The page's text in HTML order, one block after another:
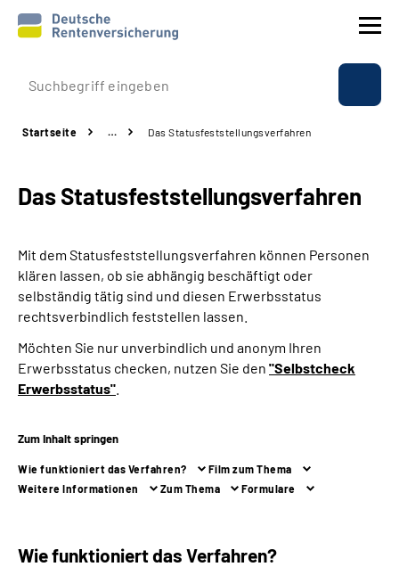
Prävention
Rente
Beratung & Kontakt
Experten
Über uns & Presse
Online-Services
Suche
Language
Startseite … Das Statusfeststellungs­verfahren
Das Statusfeststellungs­verfahren
Mit dem Statusfeststellungsverfahren können Personen
klären lassen, ob sie abhängig beschäftigt oder
selbständig tätig sind und diesen Erwerbsstatus
rechtsverbindlich feststellen lassen.
Möchten Sie nur unverbindlich und anonym Ihren
Erwerbsstatus checken, nutzen Sie den "Selbstcheck
Erwerbsstatus"
Zum Inhalt springen
Wie funktioniert das Verfahren?
Film zum Thema
Weitere Informationen
Zum Thema Formulare
Wie funktioniert das Verfahren?